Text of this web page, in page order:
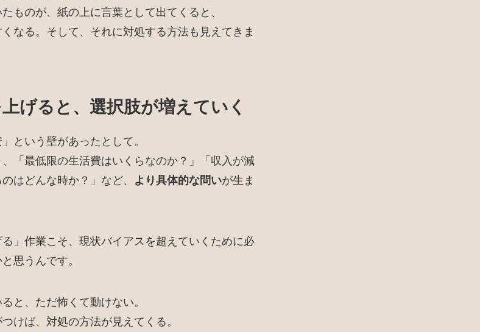
ものが、紙の上に言葉として出てくると、
なる。そして、それに対処する方法も見えてきま
げると、選択肢が増えていく
という壁があったとして。
「最低限の生活費はいくらなのか？」「収入が減
はどんな時か？」など、 より具体的な問いが生ま
」作業こそ、現状バイアスを超えていくために必
思うんです。
と、ただ怖くて動けない。
けば、対処の方法が見えてくる。